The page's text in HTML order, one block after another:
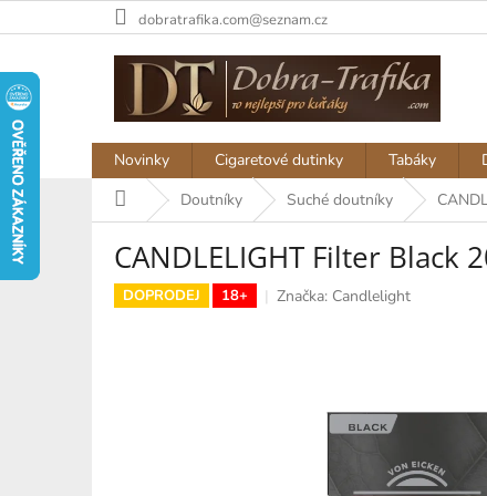
na
dobratrafika.com@seznam.cz
Novinky Cigaretové dutinky Tabáky
Domů Doutníky Suché doutníky
CANDLELIGHT Filter Black
DOPRODEJ 18+ Značka: Candlelight